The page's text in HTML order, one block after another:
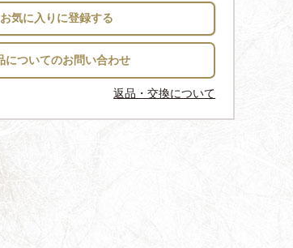
お気に入りに登録する
返品・交換について